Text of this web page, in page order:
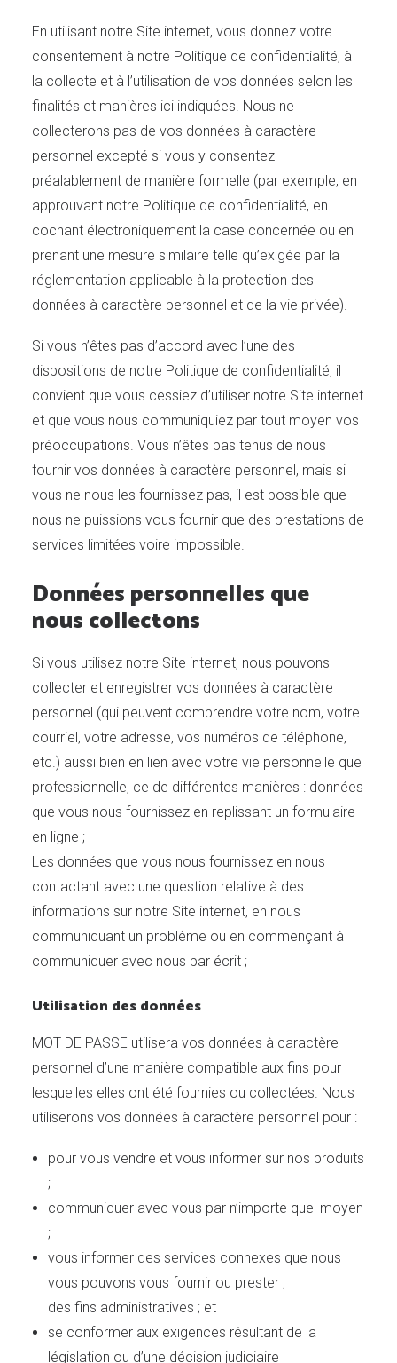
En utilisant notre Site internet, vous donnez votre
consentement à notre Politique de confidentialité, à
la collecte et à l’utilisation de vos données selon les
finalités et manières ici indiquées. Nous ne
collecterons pas de vos données à caractère
personnel excepté si vous y consentez
préalablement de manière formelle (par exemple, en
approuvant notre Politique de confidentialité, en
cochant électroniquement la case concernée ou en
prenant une mesure similaire telle qu’exigée par la
réglementation applicable à la protection des
données à caractère personnel et de la vie privée).
Si vous n’êtes pas d’accord avec l’une des
dispositions de notre Politique de confidentialité, il
convient que vous cessiez d’utiliser notre Site internet
et que vous nous communiquiez par tout moyen vos
préoccupations. Vous n’êtes pas tenus de nous
fournir vos données à caractère personnel, mais si
vous ne nous les fournissez pas, il est possible que
nous ne puissions vous fournir que des prestations de
services limitées voire impossible.
Données personnelles que
nous collectons
Si vous utilisez notre Site internet, nous pouvons
collecter et enregistrer vos données à caractère
personnel (qui peuvent comprendre votre nom, votre
courriel, votre adresse, vos numéros de téléphone,
etc.) aussi bien en lien avec votre vie personnelle que
professionnelle, ce de différentes manières : données
que vous nous fournissez en replissant un formulaire
en ligne ;
Les données que vous nous fournissez en nous
contactant avec une question relative à des
informations sur notre Site internet, en nous
communiquant un problème ou en commençant à
communiquer avec nous par écrit ;
Utilisation des données
MOT DE PASSE utilisera vos données à caractère
personnel d’une manière compatible aux fins pour
lesquelles elles ont été fournies ou collectées. Nous
utiliserons vos données à caractère personnel pour :
pour vous vendre et vous informer sur nos produits
;
communiquer avec vous par n’importe quel moyen
;
vous informer des services connexes que nous
vous pouvons vous fournir ou prester ;
des fins administratives ; et
se conformer aux exigences résultant de la
législation ou d’une décision judiciaire